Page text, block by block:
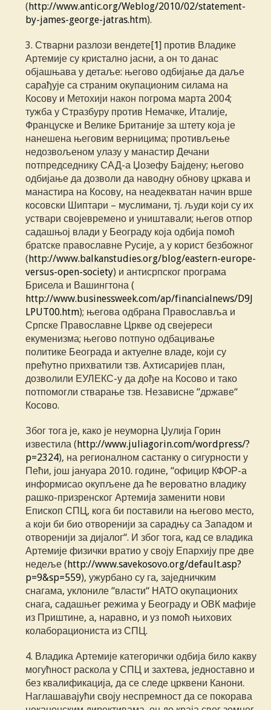
( http://www.antic.org/Weblog/2010/02/statement-
by-james-george-jatras.htm).
3. Стварни разлози вендете[1] против Владике
Артемије су кристално јасни, а он то данас
објашњава у детаље: његово одбијање да даље
сарађује са страним окупационим силама на
Косову и Метохији након погрома марта 2004;
тужба у Стразбуру против Немачке, Италије,
Француске и Велике Британије за штету која је
нанешена његовим верницима; противљење
недозвољеном улазу у манастир Дечани
потпредседнику САД-а Џозефу Бајдену; његово
одбијање да дозволи да наводну обнову цркава и
манастира на Косову, на неадекватан начин врше
косовски Шиптари – муслимани, тј. људи који су их
уствари својевремено и уништавали; његов отпор
садашњој влади у Београду која одбија помоћ
братске православне Русије, а у корист безбожног
( http://www.balkanstudies.org/blog/eastern-europe-
versus-open-society) и антисрпског програма
Брисела и Вашингтона (
http://www.businessweek.com/ap/financialnews/D9J
LPUT00.htm); његова одбрана Православља и
Српске Православне Цркве од свејереси
екуменизма; његово потпуно одбацивање
политике Београда и актуелне владе, који су
прећутно прихватили тзв. Ахтисаријев план,
дозволили ЕУЛЕКС-у да дође на Косово и тако
потпомогли стварање тзв. Независне “државе“
Косово.
Због тога је, како је неуморна Џулија Горин
известила ( http://www.juliagorin.com/wordpress/?
p=2324), на регионалном састанку о сигурности у
Пећи, још јануара 2010. године, “официр КФОР-а
информисао окупљене да ће вероватно владику
рашко-призренског Артемијa заменити нови
Епископ СПЦ, кога би поставили на његово место,
а који би био отворенији за сарадњу са Западом и
отворенији за дијалог“. И због тога, кад се владика
Артемије физички вратио у своју Епархију пре две
недеље ( http://www.savekosovo.org/default.asp?
p=9&sp=559), ужурбано су га, заједничким
снагама, уклониле “власти“ НАТО окупационих
снага, садашњег режима у Београду и ОВК мафије
из Приштине, а, наравно, и уз помоћ њихових
колаборациониста из СПЦ.
4. Владика Артемије категорички одбија било какву
могућност раскола у СПЦ и захтева, једноставно и
без квалификација, да се следе црквени Канони.
Наглашавајући своју неспремност да се покорава